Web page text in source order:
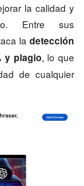
la calidad y
Entre sus
la detección
y plagio, lo que
de cualquier